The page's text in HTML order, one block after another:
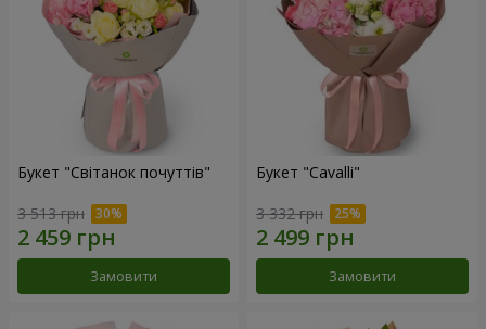
Букет "Світанок почуттів"
3 513 грн
Замовити
Букет "Cаvalli"
3 332 грн
Замовити